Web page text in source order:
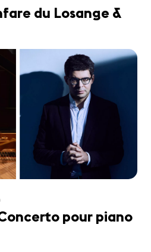
du Losange &
pour piano